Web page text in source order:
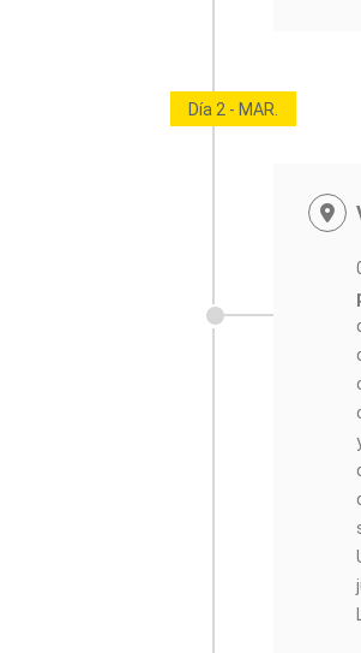
Día 2 - MAR.